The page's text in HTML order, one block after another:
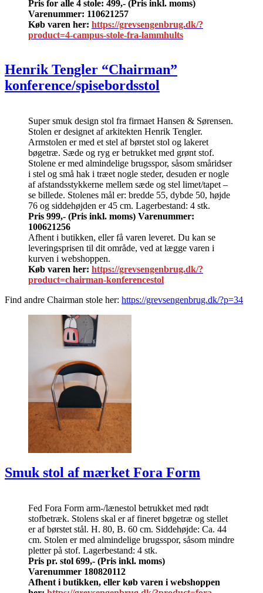
Pris for alle 4 stole: 499,- (Pris inkl. moms)
Varenummer: 110621257
Køb varen her: https://grevsengenbrug.dk/?
product=4-campus-stole-fra-lammhults
Henrik Tengler “Chairman”
konference/spisebordsstol
Super smuk design stol fra firmaet Hansen & Sørensen.
Stolen er designet af arkitekten Henrik Tengler.
Armstolen er med et stel af børstet stol og lakeret
bøgetræ. Sæde og ryg er betrukket med grønt stof.
Stolene er med almindelige brugsspor, såsom småridser
i stel og små hak i træet nogle steder, desuden er nogle
af afstandsstykkerne mellem sæde og stel limet/tapet –
se billede. Stolenes mål er: bredde 55, dybde 50, højde
76 og siddehøjden er 45 cm. Lagerbestand: 4 stk.
Pris 999,- (Pris inkl. moms) Varenummer:
100621256
Afhent i butikken, eller få varen leveret. Du kan se
leveringsprisen til dit område, ved at lægge varen i
kurven i webshoppen.
Køb varen her: https://grevsengenbrug.dk/?
product=chairman-konferencestol
Find andre Chairman stole her: https://grevsengenbrug.dk/?p=34
Smuk stol af mærket Fora Form
Fed Fora Form arm-/lænestol betrukket med rødt
stofbetræk. Stolens skal er af fineret bøgetræ og stellet
er af børstet stål. H. 80, B. 60 cm. Siddehøjde: Ca. 44
cm. Stolen er med almindelige brugsspor, såsom mindre
pletter på stof. Lagerbestand: 4 stk.
Pris pr. stol 699,- (Pris inkl. moms)
Varenummer 180820112
Afhent i butikken, eller køb varen i webshoppen